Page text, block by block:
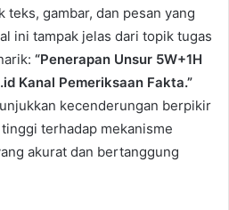
teks, gambar, dan pesan yang
ini tampak jelas dari topik tugas
“Penerapan Unsur 5W+1H
Kanal Pemeriksaan Fakta.”
kecenderungan berpikir
terhadap mekanisme
akurat dan bertanggung